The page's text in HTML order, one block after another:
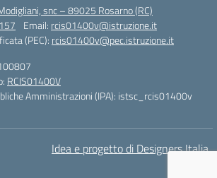
snc – 89025 Rosarno (RC)
Email: rcis01400v@istruzione.it
(PEC): rcis01400v@pec.istruzione.it
RCIS01400V
Amministrazioni (IPA): istsc_rcis01400v
Idea e progetto di Designers Italia